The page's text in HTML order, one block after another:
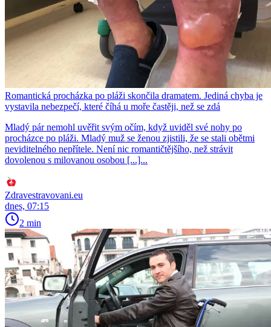
Romantická procházka po pláži skončila dramatem. Jediná chyba je
vystavila nebezpečí, které číhá u moře častěji, než se zdá
Mladý pár nemohl uvěřit svým očím, když uviděl své nohy po
procházce po pláži. Mladý muž se ženou zjistili, že se stali obětmi
neviditelného nepřítele. Není nic romantičtějšího, než strávit
dovolenou s milovanou osobou [...]...
Zdravestravovani.eu
dnes, 07:15
2 min